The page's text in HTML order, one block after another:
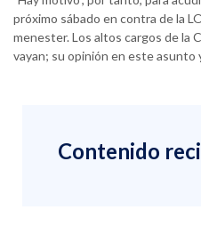
próximo sábado en contra de la
menester. Los altos cargos de la
vayan; su opinión en este asunto
Contenido